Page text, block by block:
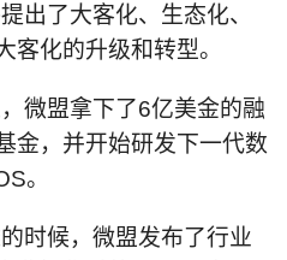
出了大客化、生态化、
客化的升级和转型。
微盟拿下了6亿美金的融
金，并开始研发下一代数
。
时候，微盟发布了行业